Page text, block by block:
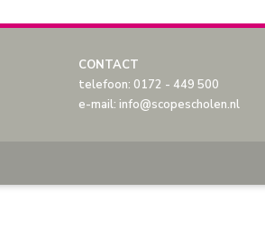
CONTACT
telefoon: 0172 - 449 500
e-mail: info@scopescholen.nl